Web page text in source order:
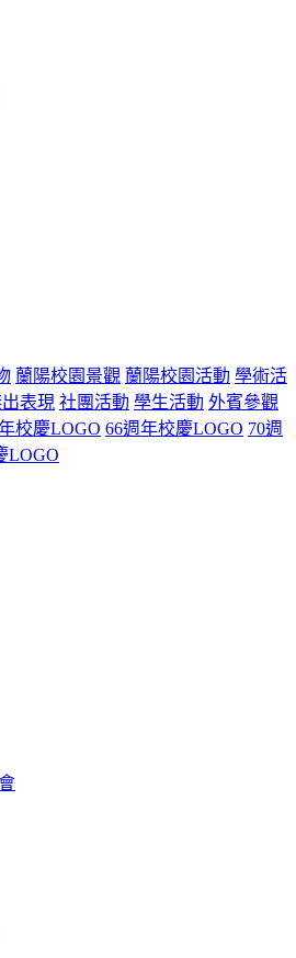
蘭陽校園景觀 蘭陽校園活動 學術活
表現 社團活動 學生活動 外賓參觀
校慶LOGO 66週年校慶LOGO 70週
LOGO